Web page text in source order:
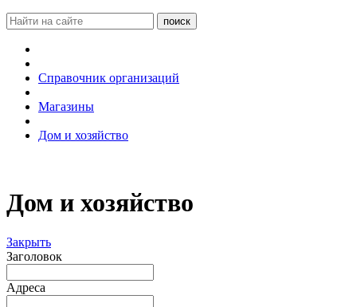
Справочник организаций
Магазины
Дом и хозяйство
Дом и хозяйство
Закрыть
Заголовок
Адреса